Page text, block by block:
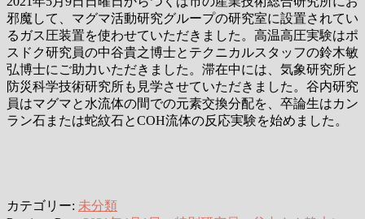
邪魔して、マグマ活動研究グループの研究室に設置されてい
るガス圧装置を使わせていただきました。高温高圧実験はポ
スドク研究員の中谷貴之博士とテクニカルスタッフの鈴木敏
弘博士にご助力いただきました。滞在中には、気象研究所と
防災科学技術研究所も見学させていただきました。谷内研究
員はマグマと水流体の間での元素交換分配を、卒論生はカン
ラン石または蛇紋石とCOH流体の反応実験を始めました。
カテゴリー: 未分類